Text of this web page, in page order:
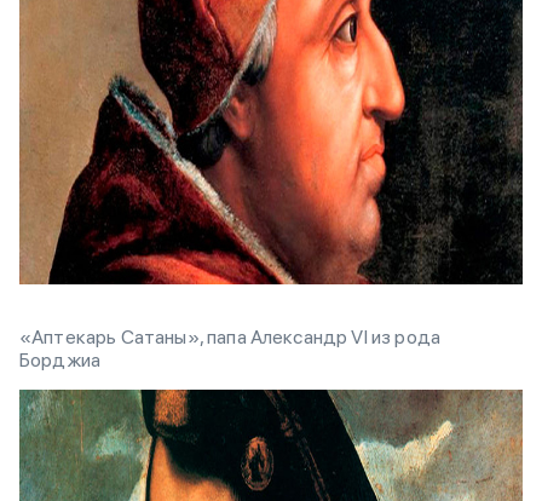
«Аптекарь Сатаны», папа Александр VI из рода
Борджиа